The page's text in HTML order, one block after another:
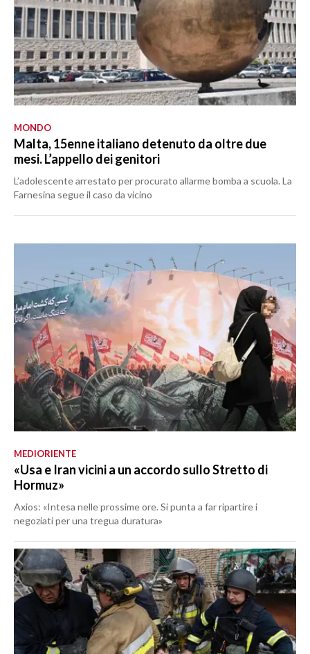
MONDO
Malta, 15enne italiano detenuto da oltre due
mesi. L’appello dei genitori
L’adolescente arrestato per procurato allarme bomba a scuola. La
Farnesina segue il caso da vicino
MEDIORIENTE
«Usa e Iran vicini a un accordo sullo Stretto di
Hormuz»
Axios: «Intesa nelle prossime ore. Si punta a far ripartire i
negoziati per una tregua duratura»